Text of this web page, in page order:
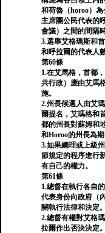
和荷魯（horoo）
主席團公民代表的
會議）之間的間隔時
3.選舉艾格瑪斯和
和呼拉爾的代表人
第60條
1.在艾馬格，首都
共行政）應由艾馬
施。
2.州長候選人由艾
爾提名，艾瑪格和
都的州長對蘇姆和
和Horoo的州長為期
3.如果總理或上級
節規定的程序進行
有自己的權力。
第61條
1.總督在執行各自
代表身份向政府（
關執行法律和決定。
2.總督有權對艾格
拉爾作出否決決定。